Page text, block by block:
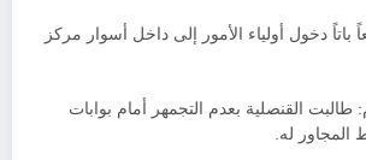
باتاً دخول أولياء الأمور إلى داخل أسوار مركز
طالبت القنصلية بعدم التجمهر أمام بوابات
المجاور له.